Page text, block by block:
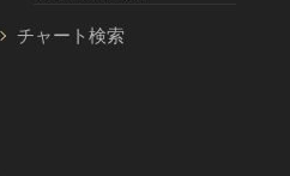
チャート検索